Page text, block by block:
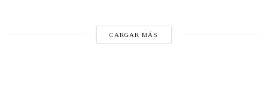
CARGAR MÁS